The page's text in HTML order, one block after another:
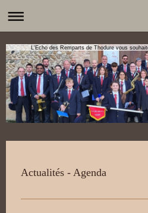
L'Echo des Remparts de Thodure vous
Actualités - Agenda